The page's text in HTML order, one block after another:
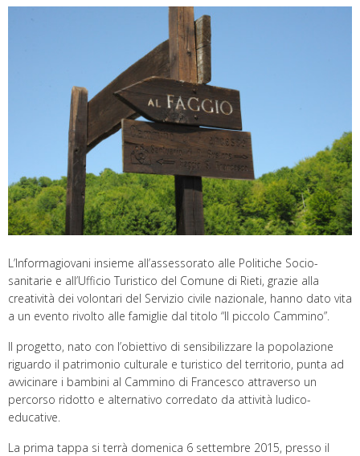
L’Informagiovani insieme all’assessorato alle Politiche Socio-
sanitarie e all’Ufficio Turistico del Comune di Rieti, grazie alla
creatività dei volontari del Servizio civile nazionale, hanno dato vita
a un evento rivolto alle famiglie dal titolo “Il piccolo Cammino”.
Il progetto, nato con l’obiettivo di sensibilizzare la popolazione
riguardo il patrimonio culturale e turistico del territorio, punta ad
avvicinare i bambini al Cammino di Francesco attraverso un
percorso ridotto e alternativo corredato da attività ludico-
educative.
La prima tappa si terrà domenica 6 settembre 2015, presso il